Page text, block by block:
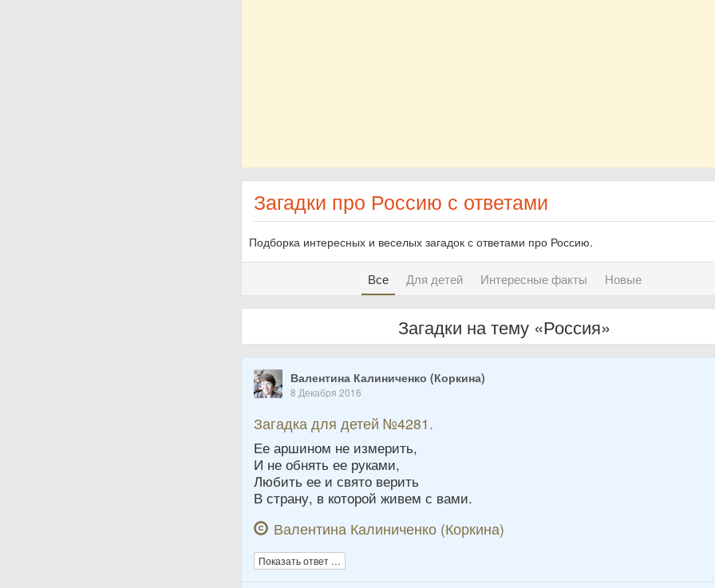
Загадки про Россию с ответами
Подборка интересных и веселых загадок с ответами про Россию.
Все Для детей Интересные факты Новые
Загадки на тему «Россия»
Валентина Калиниченко (Коркина)
8 Декабря 2016
Загадка для детей №4281.
Ее аршином не измерить,
И не обнять ее руками,
Любить ее и свято верить
В страну, в которой живем с вами.
Валентина Калиниченко (Коркина)
Показать ответ …